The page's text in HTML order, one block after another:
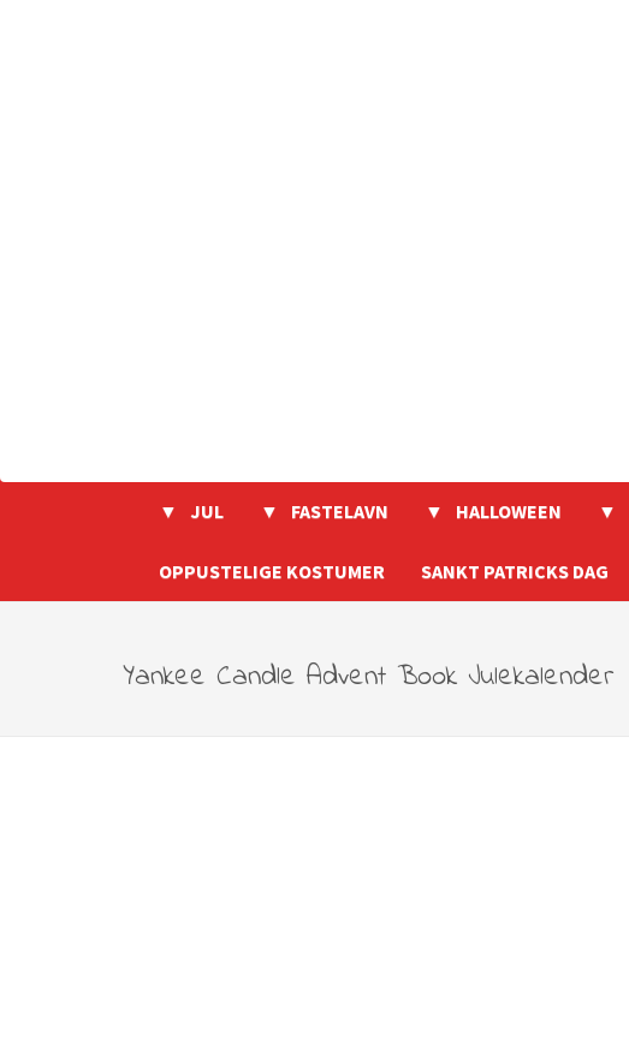
JUL FASTELAVN HALLOWEEN
OPPUSTELIGE KOSTUMER SANKT PATRICKS DAG
Yankee Candle Advent Book Julekalender